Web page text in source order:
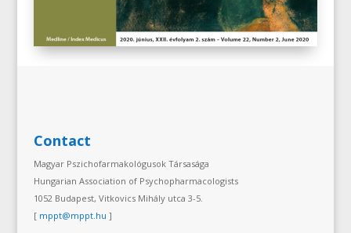
Contact
Magyar Pszichofarmakológusok Társasága
Hungarian Association of Psychopharmacologists
1052 Budapest, Vitkovics Mihály utca 3-5.
[ mppt@mppt.hu ]